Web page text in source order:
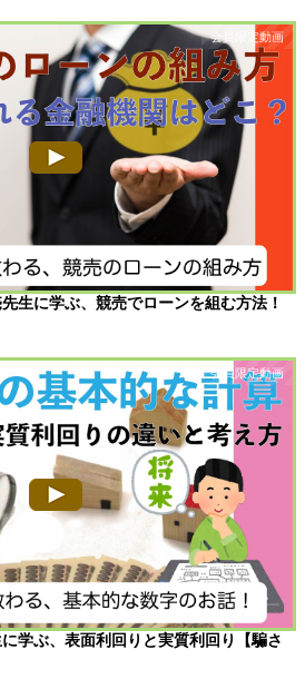
生に学ぶ、競売でローンを組む方法！
学ぶ、表面利回りと実質利回り【騙さ